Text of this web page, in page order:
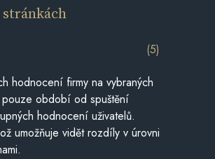
(5)
hodnocení firmy na vybraných
období od spuštění
hodnocení uživatelů.
umožňuje vidět rozdíly v úrovni